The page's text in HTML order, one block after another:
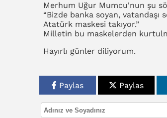
Merhum Uğur Mumcu'nun şu
“Bizde banka soyan, vatandaşı
Atatürk maskesi takıyor.”
Milletin bu maskelerden
Hayırlı günler diliyorum.
Paylas Paylas